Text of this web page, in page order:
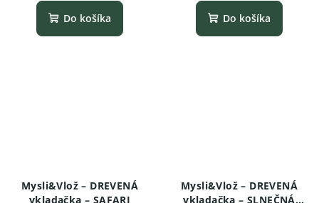
Do košíka Do košíka
Mysli&Vlož – DREVENÁ
vkladačka – SAFARI
Mysli&Vlož – DREVENÁ
vkladačka – SLNEČNÁ